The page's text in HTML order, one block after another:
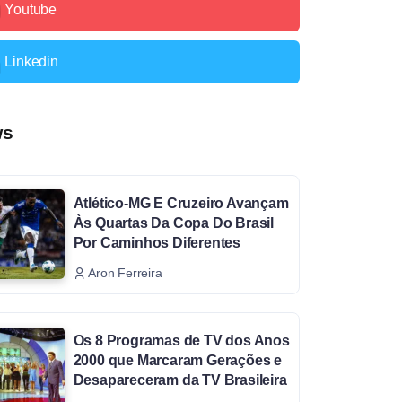
Youtube
Linkedin
Atlético-MG E Cruzeiro Avançam
Às Quartas Da Copa Do Brasil
Por Caminhos Diferentes
Aron Ferreira
Os 8 Programas de TV dos Anos
2000 que Marcaram Gerações e
Desapareceram da TV Brasileira